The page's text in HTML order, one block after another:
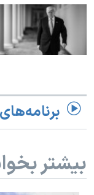
نرگس محمدی
همایش
بیشتر